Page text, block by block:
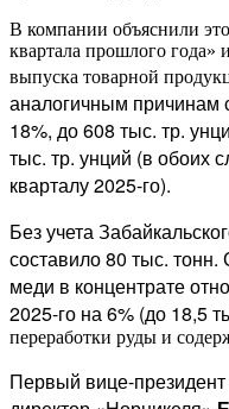
В компании объяснили
квартала прошлого года»
выпуска товарной
аналогичным причинам
18%, до 608 тыс. тр.
тыс. тр. унций (в обоих
кварталу 2025-го).
Без учета
составило 80 тыс.
меди в концентрате
2025-го на 6% (до 18,5
переработки руды и
Первый вице-